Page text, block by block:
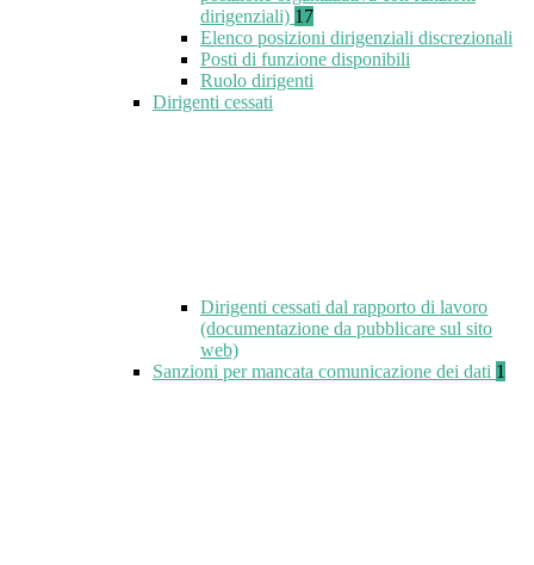
dirigenziali) 17
Elenco posizioni dirigenziali discrezionali
Posti di funzione disponibili
Ruolo dirigenti
Dirigenti cessati
Dirigenti cessati dal rapporto di lavoro
(documentazione da pubblicare sul sito
web)
Sanzioni per mancata comunicazione dei dati 1